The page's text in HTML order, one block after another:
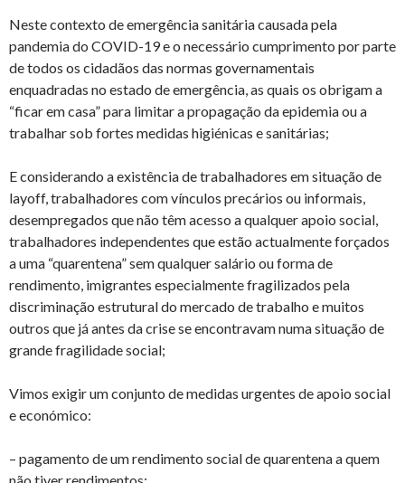
Neste contexto de emergência sanitária causada pela
pandemia do COVID-19 e o necessário cumprimento por parte
de todos os cidadãos das normas governamentais
enquadradas no estado de emergência, as quais os obrigam a
“ficar em casa” para limitar a propagação da epidemia ou a
trabalhar sob fortes medidas higiénicas e sanitárias;
E considerando a existência de trabalhadores em situação de
layoff, trabalhadores com vínculos precários ou informais,
desempregados que não têm acesso a qualquer apoio social,
trabalhadores independentes que estão actualmente forçados
a uma “quarentena” sem qualquer salário ou forma de
rendimento, imigrantes especialmente fragilizados pela
discriminação estrutural do mercado de trabalho e muitos
outros que já antes da crise se encontravam numa situação de
grande fragilidade social;
Vimos exigir um conjunto de medidas urgentes de apoio social
e económico:
– pagamento de um rendimento social de quarentena a quem